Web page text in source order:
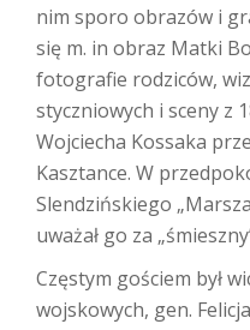
nim sporo obrazów i
się m. in obraz Matki
fotografie rodziców,
styczniowych i sceny z
Wojciecha Kossaka
Kasztance. W
Slendzińskiego
uważał go za
Częstym gościem był
wojskowych, gen.